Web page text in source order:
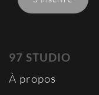
97 STUDIO
À propos